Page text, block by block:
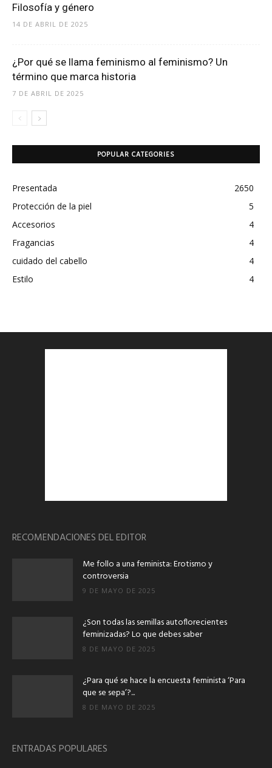
Filosofía y género
14 DE ABRIL DE 2025
¿Por qué se llama feminismo al feminismo? Un
término que marca historia
7 DE ABRIL DE 2025
POPULAR CATEGORIES
Presentada
2650
Protección de la piel
5
Accesorios
4
Fragancias
4
cuidado del cabello
4
Estilo
4
RECOMENDACIONES DEL EDITOR
Me follo a una feminista: Erotismo y
controversia
9 DE MAYO DE 2025
¿Son todas las semillas autoflorecientes
feminizadas? Lo que debes saber
8 DE MAYO DE 2025
¿Para qué se hace la encuesta feminista ‘Para
que se sepa’?...
8 DE MAYO DE 2025
ENTRADAS POPULARES